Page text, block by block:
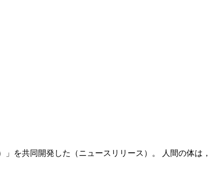
を共同開発した（ニュースリリース）。 人間の体は，